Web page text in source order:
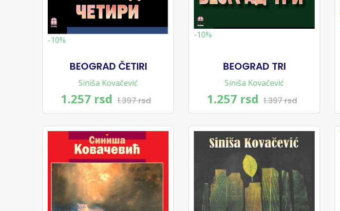
-10%
BEOGRAD ČETIRI
Siniša Kovačević
1.257 rsd 1.397 rsd
-10%
BEOGRAD TRI
Siniša Kovačević
1.257 rsd 1.397 rsd